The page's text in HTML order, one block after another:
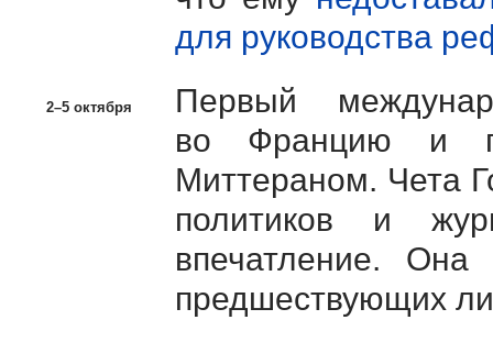
для руководства
2–5 октября
Первый
во Францию и
Миттераном. Чета
политиков и
впечатление. Она
предшествующих